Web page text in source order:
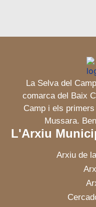
La Selva del
comarca del Baix
Camp i els
Mussara.
L'Arxiu
Arxiu de